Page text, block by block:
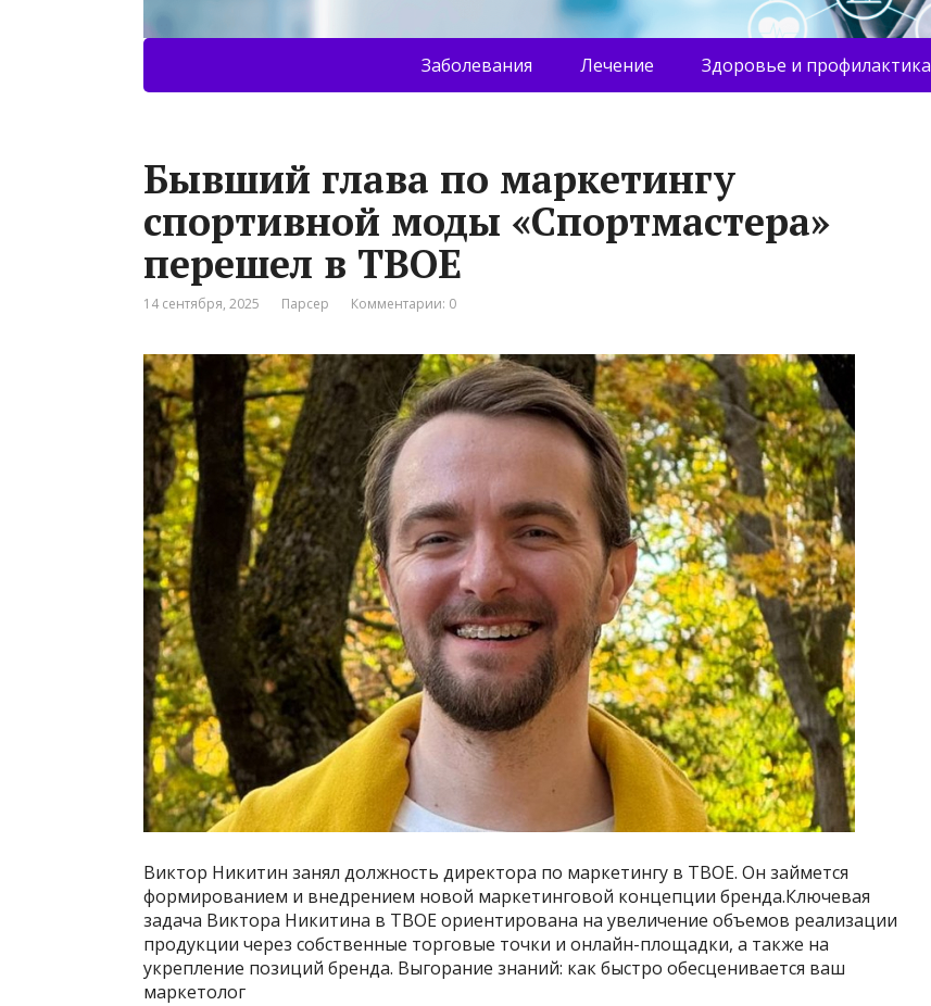
Заболевания Лечение Здоровье и профилактика
Бывший глава по маркетингу
спортивной моды «Спортмастера»
перешел в ТВОЕ
14 сентября, 2025 Парсер Комментарии: 0
Виктор Никитин занял должность директора по маркетингу в ТВОЕ. Он займется
формированием и внедрением новой маркетинговой концепции бренда.Ключевая
задача Виктора Никитина в ТВОЕ ориентирована на увеличение объемов реализации
продукции через собственные торговые точки и онлайн-площадки, а также на
укрепление позиций бренда. Выгорание знаний: как быстро обесценивается ваш
маркетолог